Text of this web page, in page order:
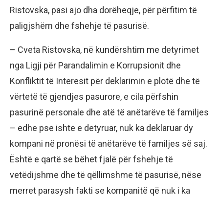
Ristovska, pasi ajo dha dorëheqje, për përfitim të
paligjshëm dhe fshehje të pasurisë.
– Cveta Ristovska, në kundërshtim me detyrimet
nga Ligji për Parandalimin e Korrupsionit dhe
Konfliktit të Interesit për deklarimin e plotë dhe të
vërtetë të gjendjes pasurore, e cila përfshin
pasurinë personale dhe atë të anëtarëve të familjes
– edhe pse ishte e detyruar, nuk ka deklaruar dy
kompani në pronësi të anëtarëve të familjes së saj.
Është e qartë se bëhet fjalë për fshehje të
vetëdijshme dhe të qëllimshme të pasurisë, nëse
merret parasysh fakti se kompanitë që nuk i ka